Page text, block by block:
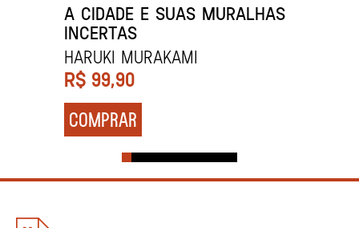
A CIDADE E SUAS MURALHAS
INCERTAS
HARUKI MURAKAMI
R$ 99,90
COMPRAR